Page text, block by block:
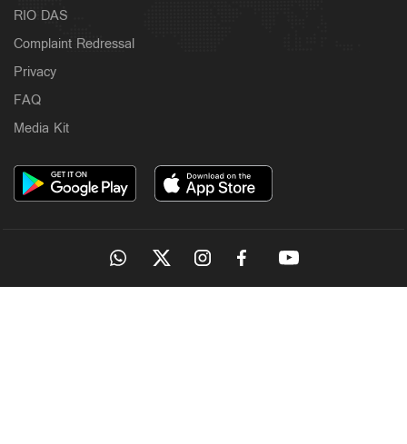
RIO DAS
Complaint Redressal
Privacy
FAQ
Media Kit